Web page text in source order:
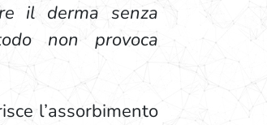
il derma senza
non provoca
l’assorbimento